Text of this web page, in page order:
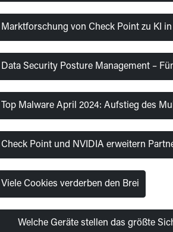
Marktforschung von Check Point zu KI
Data Security Posture Management –
Top Malware April 2024: Aufstieg des
Check Point und NVIDIA erweitern
Viele Cookies verderben den Brei
Welche Geräte stellen das größte